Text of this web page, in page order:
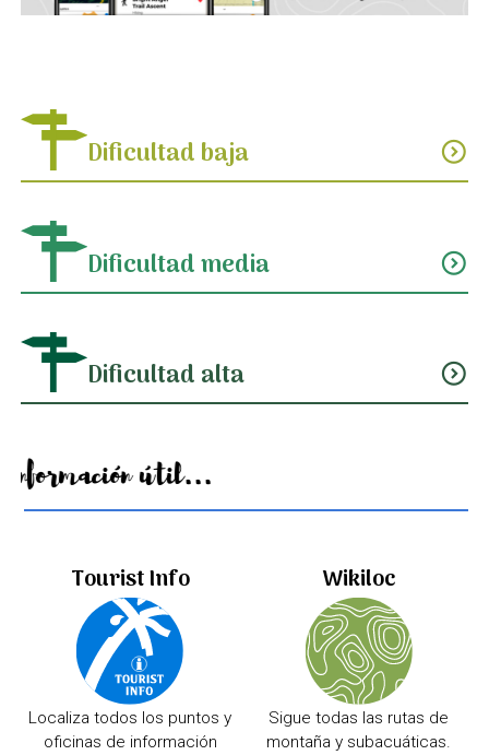
Dificultad baja expand_circle_down
Dificultad media expand_circle_down
Dificultad alta expand_circle_down
Información útil...
Tourist Info
Localiza todos los puntos y
oficinas de información
Wikiloc
Sigue todas las rutas de
montaña y subacuáticas.